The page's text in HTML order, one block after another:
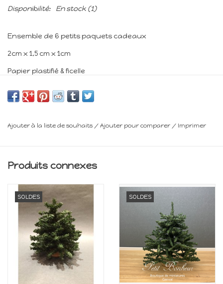
Disponibilité: En stock (1)
Ensemble de 6 petits paquets cadeaux
2cm x 1,5 cm x 1cm
Papier plastifié & ficelle
Min 14 ans
Ajouter à la liste de souhaits / Ajouter pour comparer / Imprimer
Produits connexes
SOLDES SOLDES